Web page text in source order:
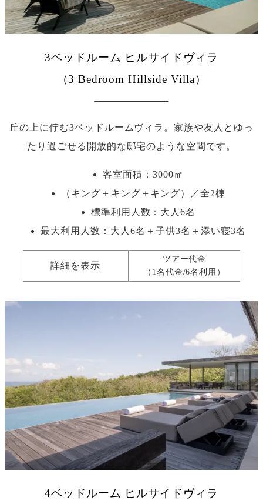
3ベッドルーム ヒルサイドヴィラ
（3 Bedroom Hillside Villa）
丘の上に佇む3ベッドルームヴィラ。家族や友人とゆっ
たり過ごせる開放的な邸宅のような空間です。
客室面積：3000㎡
（キング＋キング＋キング）／全2棟
標準利用人数： 大人6名
最大利用人数： 大人6名＋子供3名＋添い寝3名
詳細を表示
ツアー代金
（1名代金/6名利用）
4ベッドルーム ヒルサイドヴィラ